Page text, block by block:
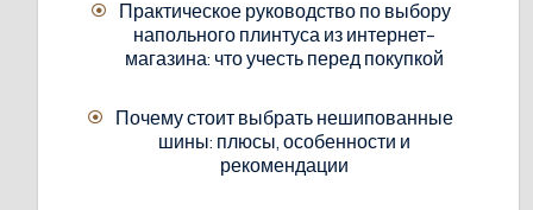
Практическое руководство по выбору
напольного плинтуса из интернет-
магазина: что учесть перед покупкой
Почему стоит выбрать нешипованные
шины: плюсы, особенности и
рекомендации